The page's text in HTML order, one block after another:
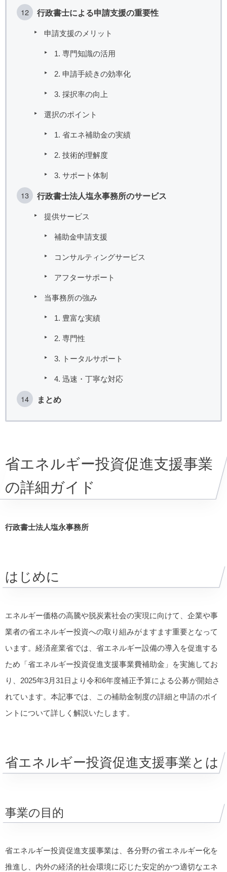
行政書士による申請支援の重要性
申請支援のメリット
1. 専門知識の活用
2. 申請手続きの効率化
3. 採択率の向上
選択のポイント
1. 省エネ補助金の実績
2. 技術的理解度
3. サポート体制
行政書士法人塩永事務所のサービス
提供サービス
補助金申請支援
コンサルティングサービス
アフターサポート
当事務所の強み
1. 豊富な実績
2. 専門性
3. トータルサポート
4. 迅速・丁寧な対応
まとめ
省エネルギー投資促進支援事業
の詳細ガイド
行政書士法人塩永事務所
はじめに
エネルギー価格の高騰や脱炭素社会の実現に向けて、企業や事
業者の省エネルギー投資への取り組みがますます重要となって
います。経済産業省では、省エネルギー設備の導入を促進する
ため「省エネルギー投資促進支援事業費補助金」を実施してお
り、2025年3月31日より令和6年度補正予算による公募が開始さ
れています。本記事では、この補助金制度の詳細と申請のポイ
ントについて詳しく解説いたします。
省エネルギー投資促進支援事業とは
事業の目的
省エネルギー投資促進支援事業は、各分野の省エネルギー化を
推進し、内外の経済的社会環境に応じた安定的かつ適切なエネ